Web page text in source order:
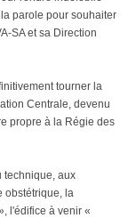
parole pour souhaiter
SA et sa Direction
tourner la
Centrale, devenu
propre à la Régie des
technique, aux
obstétrique, la
l'édifice à venir «